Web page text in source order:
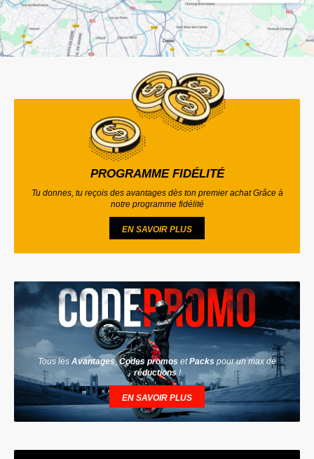
PROGRAMME FIDÉLITÉ
Tu donnes, tu reçois des avantages dès ton premier achat Grâce à
notre programme fidélité
EN SAVOIR PLUS
Tous les Avantages,Codes promos etPacks pour un max de
réductions !
EN SAVOIR PLUS